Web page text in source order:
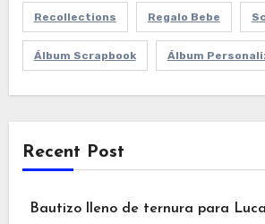
Recollections Regalo Bebe
Álbum Scrapbook Álbum
Recent Post
Bautizo lleno de ternura para